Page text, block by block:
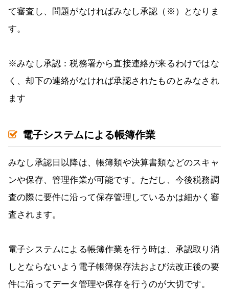
て審査し、問題がなければみなし承認（※）となりま
す。
※みなし承認：税務署から直接連絡が来るわけではな
く、却下の連絡がなければ承認されたものとみなされ
ます
電子システムによる帳簿作業
みなし承認日以降は、帳簿類や決算書類などのスキャ
ンや保存、管理作業が可能です。ただし、今後税務調
査の際に要件に沿って保存管理しているかは細かく審
査されます。
電子システムによる帳簿作業を行う時は、承認取り消
しとならないよう電子帳簿保存法および法改正後の要
件に沿ってデータ管理や保存を行うのが大切です。